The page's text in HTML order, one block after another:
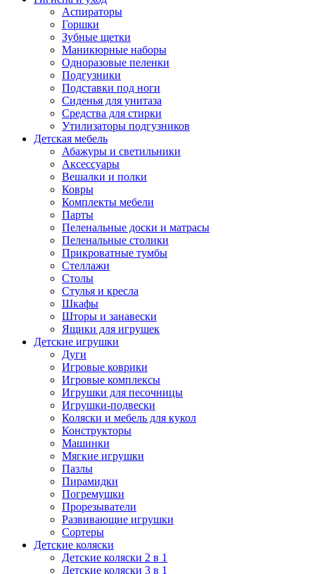
Аспираторы
Горшки
Зубные щетки
Маникюрные наборы
Одноразовые пеленки
Подгузники
Подставки под ноги
Сиденья для унитаза
Средства для стирки
Утилизаторы подгузников
Детская мебель
Абажуры и светильники
Аксессуары
Вешалки и полки
Ковры
Комплекты мебели
Парты
Пеленальные доски и матрасы
Пеленальные столики
Прикроватные тумбы
Стеллажи
Столы
Стулья и кресла
Шкафы
Шторы и занавески
Ящики для игрушек
Детские игрушки
Дуги
Игровые коврики
Игровые комплексы
Игрушки для песочницы
Игрушки-подвески
Коляски и мебель для кукол
Конструкторы
Машинки
Мягкие игрушки
Пазлы
Пирамидки
Погремушки
Прорезыватели
Развивающие игрушки
Сортеры
Детские коляски
Детские коляски 2 в 1
Детские коляски 3 в 1